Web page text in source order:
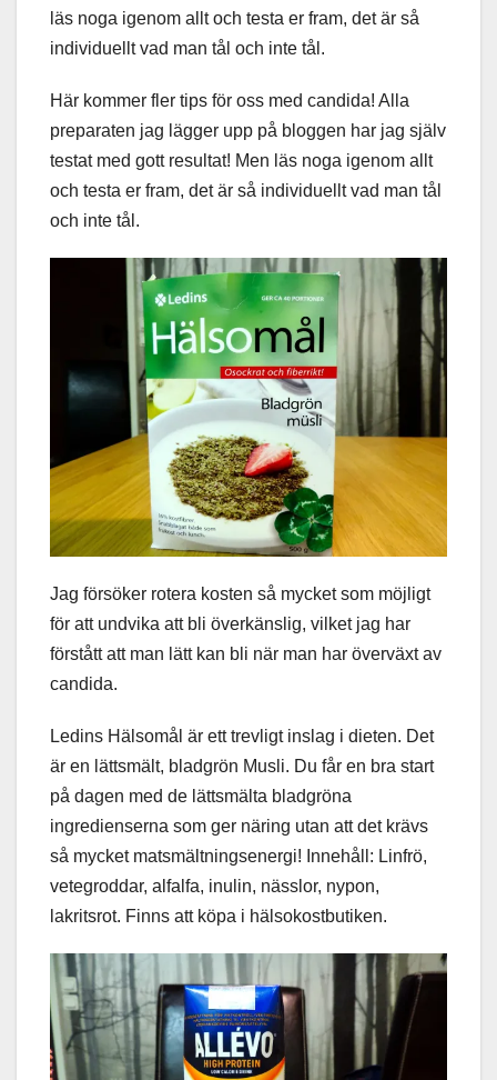
läs noga igenom allt och testa er fram, det är så
individuellt vad man tål och inte tål.
Här kommer fler tips för oss med candida! Alla
preparaten jag lägger upp på bloggen har jag själv
testat med gott resultat! Men läs noga igenom allt
och testa er fram, det är så individuellt vad man tål
och inte tål.
Jag försöker rotera kosten så mycket som möjligt
för att undvika att bli överkänslig, vilket jag har
förstått att man lätt kan bli när man har överväxt av
candida.
Ledins Hälsomål är ett trevligt inslag i dieten. Det
är en lättsmält, bladgrön Musli. Du får en bra start
på dagen med de lättsmälta bladgröna
ingredienserna som ger näring utan att det krävs
så mycket matsmältningsenergi! Innehåll: Linfrö,
vetegroddar, alfalfa, inulin, nässlor, nypon,
lakritsrot. Finns att köpa i hälsokostbutiken.